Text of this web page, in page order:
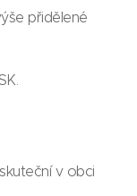
přidělené
v obci